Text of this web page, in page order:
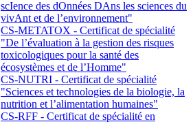
scIence des dOnnées DAns les sciences du
vivAnt et de l’environnement"
CS-METATOX - Certificat de spécialité
"De l’évaluation à la gestion des risques
toxicologiques pour la santé des
écosystèmes et de l’Homme"
CS-NUTRI - Certificat de spécialité
"Sciences et technologies de la biologie, la
nutrition et l’alimentation humaines"
CS-RFF - Certificat de spécialité en